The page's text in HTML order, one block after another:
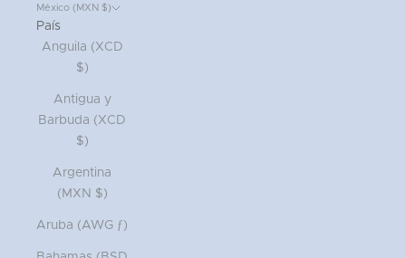
México (MXN $)
País
Anguila (XCD
$)
Antigua y
Barbuda (XCD
$)
Argentina
(MXN $)
Aruba (AWG ƒ)